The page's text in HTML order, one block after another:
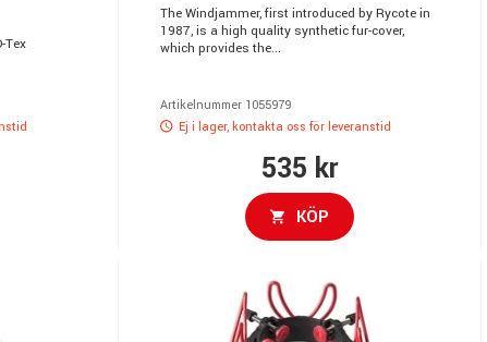
Tex
The Windjammer, first introduced by Rycote in
1987, is a high quality synthetic fur-cover,
which provides the...
Artikelnummer 1055979
Ej i lager, kontakta oss för leveranstid
535 kr
KÖP